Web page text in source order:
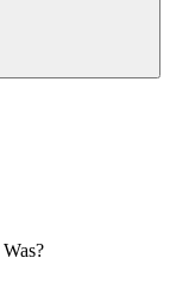
Was?